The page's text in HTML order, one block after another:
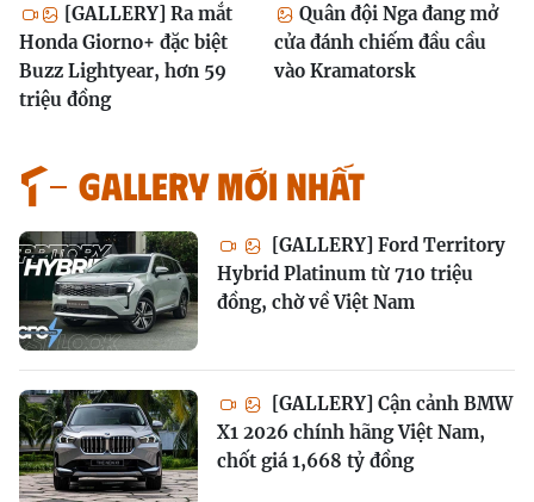
[GALLERY] Ra mắt
Honda Giorno+ đặc biệt
Buzz Lightyear, hơn 59
triệu đồng
Quân đội Nga đang mở
cửa đánh chiếm đầu cầu
vào Kramatorsk
GALLERY MỚI NHẤT
[GALLERY] Ford Territory
Hybrid Platinum từ 710 triệu
đồng, chờ về Việt Nam
[GALLERY] Cận cảnh BMW
X1 2026 chính hãng Việt Nam,
chốt giá 1,668 tỷ đồng